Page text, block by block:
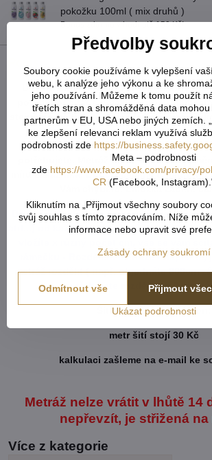
pokožku 100ml ( mix druhů )
Bonus zdarma v hodnotě 159 Kč!
U tvarovaných záclon čí vzororvaných
potřeba počítat s nějakým prostřihem,
stejné po ušití a to samé platí pro vzor.
jak přijde záclona ustřižená vzhledem k
potřebuje jiný rozměr. Vždy tedy
potřebujete. Metráž nelze vrátit ani
míru zákazníka. Doporučejeme objednat o
Vám chybělo. Záložka zabere
Do košíku vkládejte celkový počet v cm (
atd...) od každého rozměru či barvy. Pokud
rámečku - Rozdělení metráže - napíšete,
metráž rozdělit ( např. objednáte 800cm
potřebujete rozdělit na 2 stejné
Šití metrážových záclon:
metr šití stojí 30 Kč
kalkulaci zašleme na e-mail ke
Metráž nelze vrátit v lhůtě 14
nepřevzít, je střižená na
Více z kategorie
Předvolby
Soubory cookie používáme k vylepšení
webu, k analýze jeho výkonu a ke
jeho používání. Můžeme k tomu použít
třetích stran a shromážděná data
partnerům v EU, USA nebo jiných zemích.
ke zlepšení relevanci reklam využívá
podrobnosti zde https://
Meta – podrobnosti
zde https://www.facebook.com/privacy/
CR (Facebook,
Kliknutím na „Přijmout všechny soubory
svůj souhlas s tímto zpracováním. Níže
informace nebo upravit své
Zásady ochrany soukromí
Ukázat podrobnosti
Přijmout
Odmítnout vše